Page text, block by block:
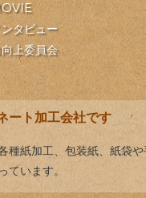
タビュー
上委員会
ート加工会社です
種紙加工、包装紙、紙袋や
います。